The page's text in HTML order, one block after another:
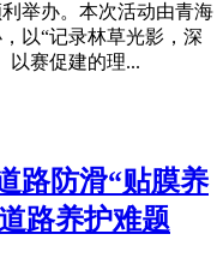
举办。本次活动由青海
以“记录林草光影，深
以赛促建的理...
路防滑“贴膜养
路养护难题